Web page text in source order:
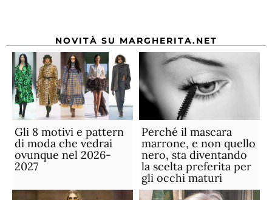
NOVITÀ SU MARGHERITA.NET
Gli 8 motivi e pattern
di moda che vedrai
ovunque nel 2026-
2027
Perché il mascara
marrone, e non quello
nero, sta diventando
la scelta preferita per
gli occhi maturi